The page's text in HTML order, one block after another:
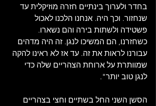
בחדר ולערוך בינתיים חזרה מוזיקלית עד
שנחזור. וכך היה. אנחנו הלכנו לאכול
פשטידה ולשתות בירה והם נשארו.
כשחזרנו, הם המשיכו לנגן. זה היה מדהים
עבורנו לראות את זה. עד אז לא ראינו להקה
שמוותרת על ארוחת הצהריים שלה כדי
לנגן טוב יותר".
הסשן השני החל בשתיים וחצי בצהריים